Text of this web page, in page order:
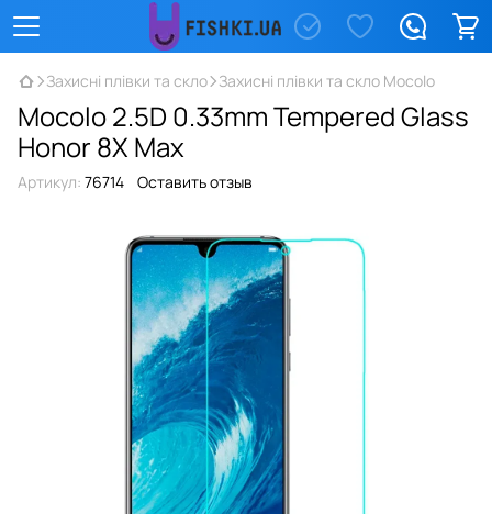
Захисні плівки та скло Захисні плівки та скло Mocolo
Mocolo 2.5D 0.33mm Tempered Glass
Honor 8X Max
Артикул: 76714 Оставить отзыв